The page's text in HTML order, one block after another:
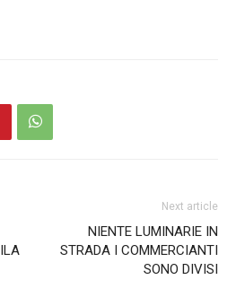
Next article
NIENTE LUMINARIE IN
STRADA I COMMERCIANTI
SONO DIVISI